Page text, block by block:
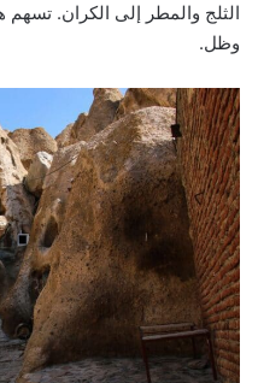
الثلج والمطر إلى الكران.
وظل.